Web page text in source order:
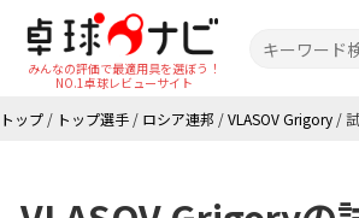
みんなの評価で最適用具を選ぼう！
NO.1卓球レビューサイト
トップ / トップ選手 / ロシア連邦 /VLASOV Grigory /